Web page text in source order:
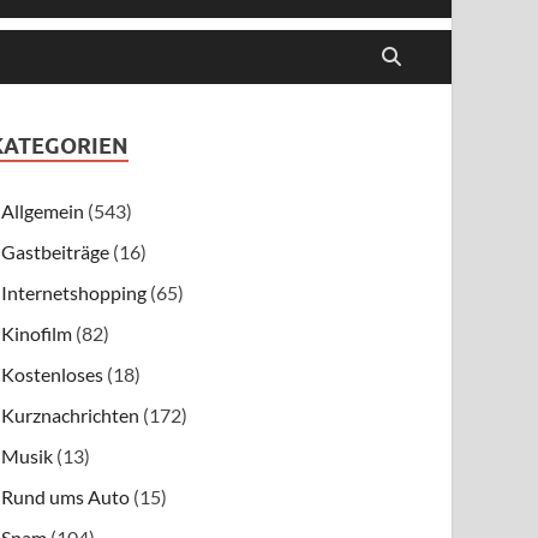
Allgemein (543)
Gastbeiträge (16)
Internetshopping (65)
Kinofilm (82)
Kostenloses (18)
Kurznachrichten (172)
Musik (13)
Rund ums Auto (15)